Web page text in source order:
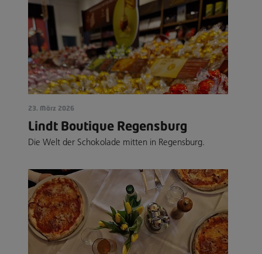
23. März 2026
Lindt Boutique Regensburg
Die Welt der Schokolade mitten in Regensburg.